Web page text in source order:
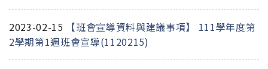
2023-02-15
【班會宣導資料與建議事項】 111學年度第
2學期第1週班會宣導(1120215)